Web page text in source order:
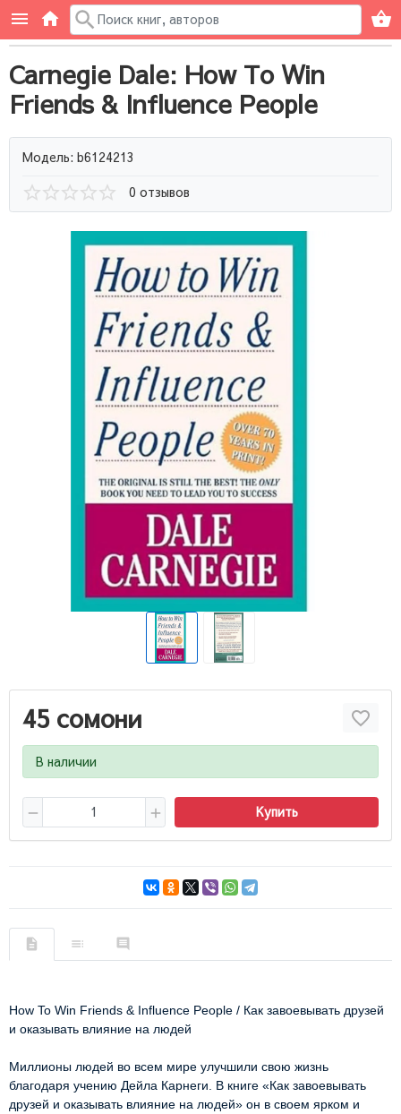
Carnegie Dale: How To Win
Friends & Influence People
Модель: b6124213
0 отзывов
45 сомони
В наличии
Купить
How To Win Friends & Influence People / Как завоевывать друзей
и оказывать влияние на людей
Миллионы людей во всем мире улучшили свою жизнь
благодаря учению Дейла Карнеги. В книге «Как завоевывать
друзей и оказывать влияние на людей» он в своем ярком и